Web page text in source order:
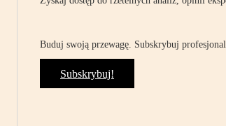
Buduj swoją przewagę. Subskrybuj
Subskrybuj!